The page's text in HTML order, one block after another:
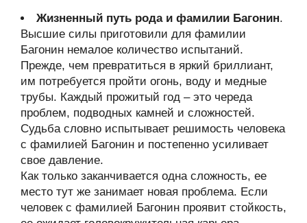
Жизненный путь рода и фамилии Багонин.
Высшие силы приготовили для фамилии
Багонин немалое количество испытаний.
Прежде, чем превратиться в яркий бриллиант,
им потребуется пройти огонь, воду и медные
трубы. Каждый прожитый год – это череда
проблем, подводных камней и сложностей.
Судьба словно испытывает решимость человека
с фамилией Багонин и постепенно усиливает
свое давление.
Как только заканчивается одна сложность, ее
место тут же занимает новая проблема. Если
человек с фамилией Багонин проявит стойкость,